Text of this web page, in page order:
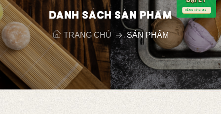
DANH SÁCH SẢN PHẨM
TRANG CHỦ SẢN PHẨM